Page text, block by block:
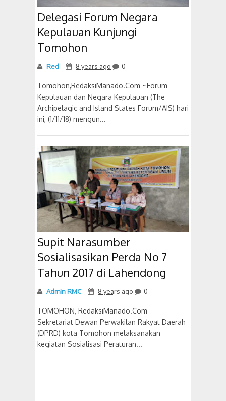
Delegasi Forum Negara
Kepulauan Kunjungi
Tomohon
Red 8 years ago 0
Tomohon,RedaksiManado.Com ~Forum
Kepulauan dan Negara Kepulauan (The
Archipelagic and Island States Forum/AIS) hari
ini, (1/11/18) mengun...
Supit Narasumber
Sosialisasikan Perda No 7
Tahun 2017 di Lahendong
Admin RMC 8 years ago 0
TOMOHON, RedaksiManado.Com --
Sekretariat Dewan Perwakilan Rakyat Daerah
(DPRD) kota Tomohon melaksanakan
kegiatan Sosialisasi Peraturan...